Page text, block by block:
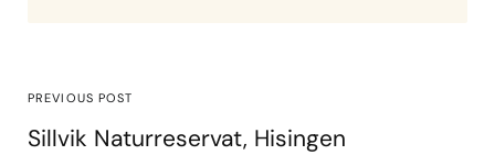
PREVIOUS POST
Sillvik Naturreservat, Hisingen